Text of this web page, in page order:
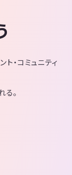
・コミュニティ
る。